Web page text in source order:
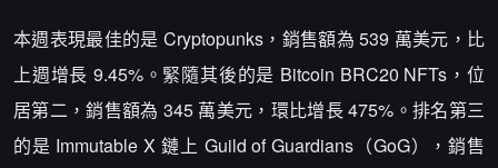
本週表現最佳的是 Cryptopunks，銷售額為 539 萬美元，比
上週增長 9.45%。緊隨其後的是 Bitcoin BRC20 NFTs，位
居第二，銷售額為 345 萬美元，環比增長 475%。排名第三
的是 Immutable X 鏈上 Guild of Guardians（GoG），銷售